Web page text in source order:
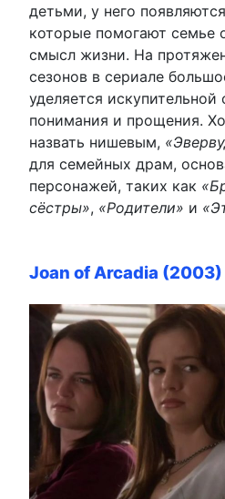
детьми, у него
которые помогают семье
смысл жизни. На
сезонов в сериале
уделяется искупительной
понимания и прощения.
назвать нишевым,
для семейных драм,
персонажей, таких как
сёстры», «Родители» и
Joan of Arcadia (2003)